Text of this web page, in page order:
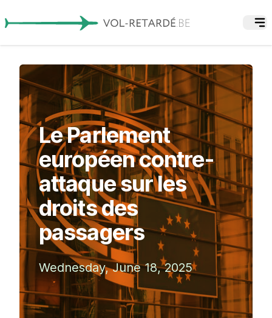
Le Parlement
européen contre-
attaque sur les
droits des
passagers
Wednesday, June 18, 2025